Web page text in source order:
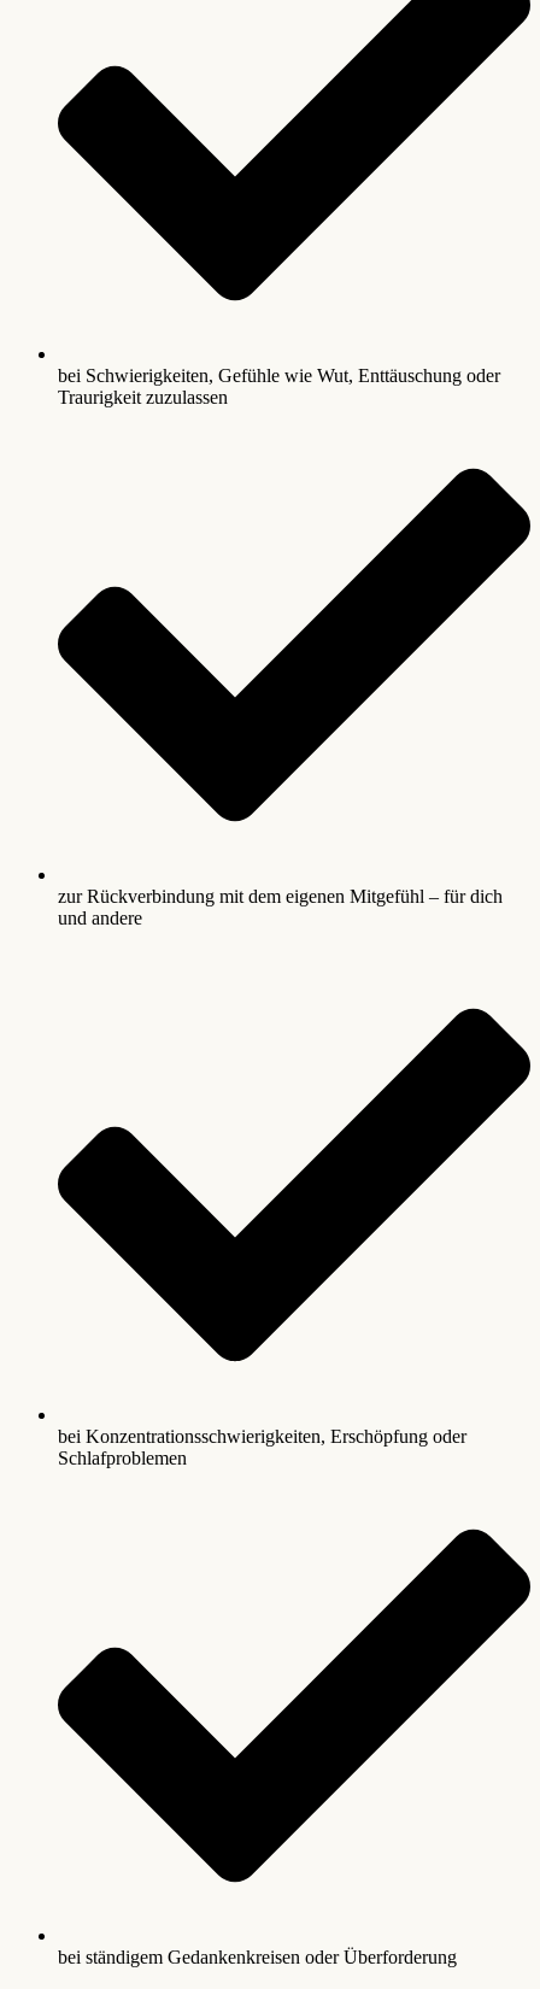
bei Schwierigkeiten, Gefühle wie Wut, Enttäuschung oder
Traurigkeit zuzulassen
zur Rückverbindung mit dem eigenen Mitgefühl – für dich
und andere
bei Konzentrationsschwierigkeiten, Erschöpfung oder
Schlafproblemen
bei ständigem Gedankenkreisen oder Überforderung